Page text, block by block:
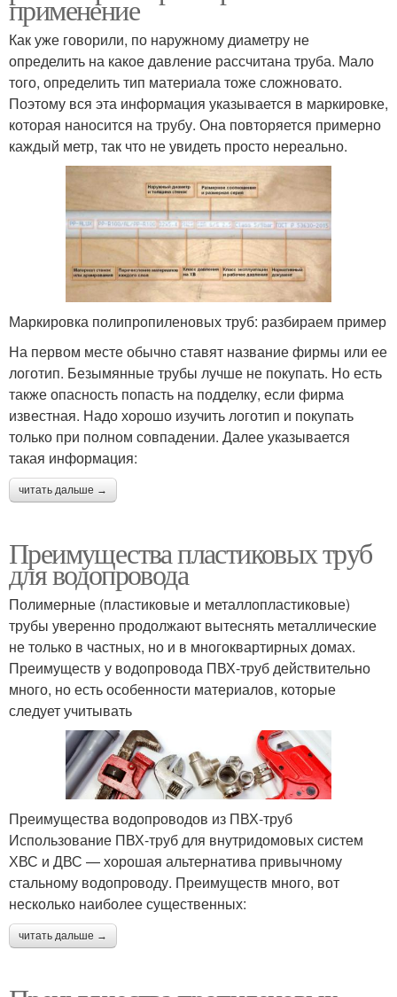
применение
Как уже говорили, по наружному диаметру не
определить на какое давление рассчитана труба. Мало
того, определить тип материала тоже сложновато.
Поэтому вся эта информация указывается в маркировке,
которая наносится на трубу. Она повторяется примерно
каждый метр, так что не увидеть просто нереально.
Маркировка полипропиленовых труб: разбираем пример
На первом месте обычно ставят название фирмы или ее
логотип. Безымянные трубы лучше не покупать. Но есть
также опасность попасть на подделку, если фирма
известная. Надо хорошо изучить логотип и покупать
только при полном совпадении. Далее указывается
такая информация:
читать дальше →
Преимущества пластиковых труб
для водопровода
Полимерные (пластиковые и металлопластиковые)
трубы уверенно продолжают вытеснять металлические
не только в частных, но и в многоквартирных домах.
Преимуществ у водопровода ПВХ-труб действительно
много, но есть особенности материалов, которые
следует учитывать
Преимущества водопроводов из ПВХ-труб
Использование ПВХ-труб для внутридомовых систем
ХВС и ДВС — хорошая альтернатива привычному
стальному водопроводу. Преимуществ много, вот
несколько наиболее существенных:
читать дальше →